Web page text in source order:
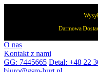
Darmowa
O nas
Kontakt z nami
GG: 7445665 Detal: +48 22